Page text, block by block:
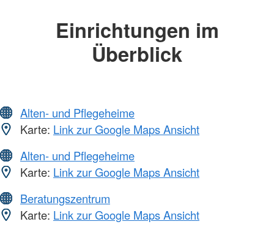
Einrichtungen im
Überblick
Alten- und Pflegeheime
Karte: Link zur Google Maps Ansicht
Alten- und Pflegeheime
Karte: Link zur Google Maps Ansicht
Beratungszentrum
Karte: Link zur Google Maps Ansicht